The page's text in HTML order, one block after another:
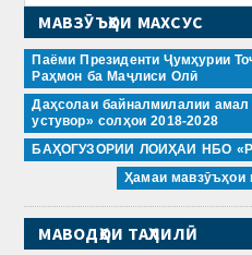
МАВЗӮЪҲОИ МАХСУС
Паёми Президенти Ҷумҳурии
Раҳмон ба Маҷлиси Олӣ
Даҳсолаи байналмилалии
устувор» солҳои 2018-2028
БАҲОГУЗОРИИ ЛОИҲАИ НБО
Ҳамаи мавзӯъҳои
МАВОДҲОИ ТАҲЛИЛӢ